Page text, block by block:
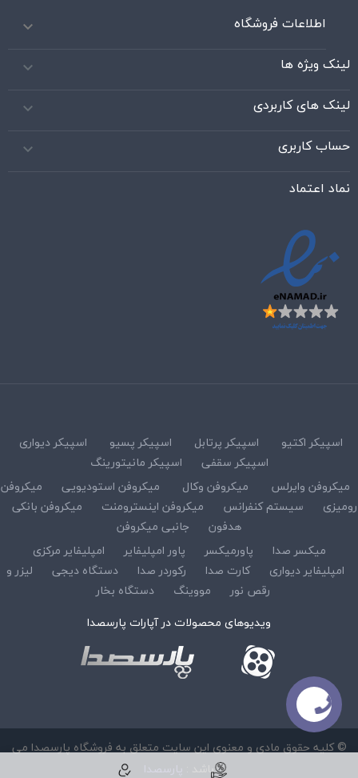
اطلاعات فروشگاه 
لینک ویژه ها 
لینک های کاربردی 
حساب کاربری 
نماد اعتماد
اسپیکر اکتیو اسپیکر پرتابل اسپیکر پسیو
اسپیکر دیواری
اسپیکر سقفی
اسپیکر مانیتورینگ
میکروفن وایرلس
میکروفن وکال میکروفن استودیویی
میکروفن
رومیزی
سیستم کنفرانس میکروفن اینسترومنت
میکروفن بانکی
هدفون
جانبی میکروفن
میکسر صدا
پاورمیکسر پاور امپلیفایر
امپلیفایر مرکزی
امپلیفایر دیواری
کارت صدا رکوردر صدا دستگاه دیجی
لیزر و
رقص نور
مووینگ
دستگاه بخار
ویدیوهای محصولات در آپارات پارسصدا
© کلیه حقوق مادی و معنوی این سایت متعلق به فروشگاه پارسصدا می
باشد : پارسصدا